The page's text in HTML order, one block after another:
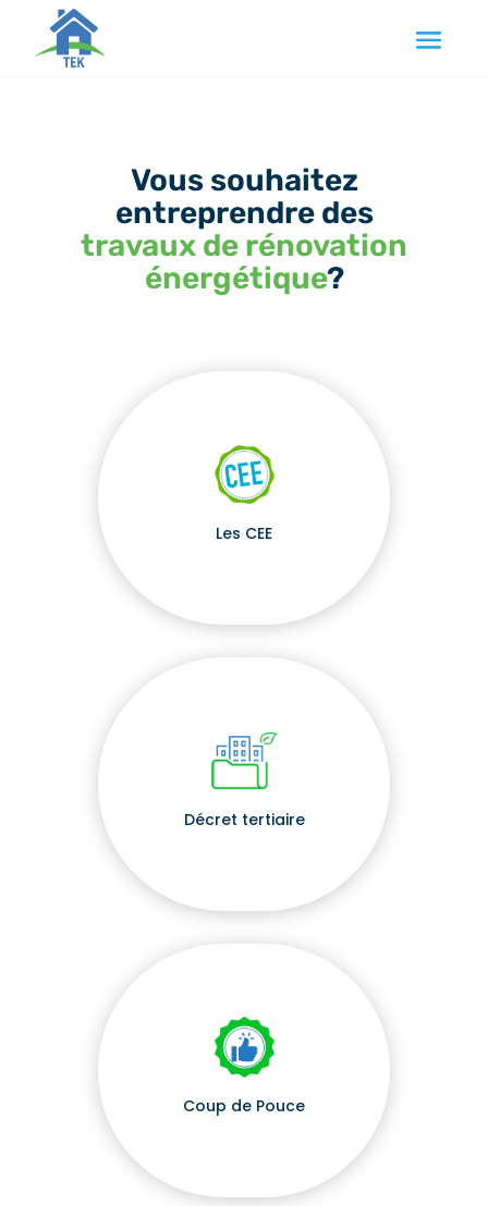
Vous souhaitez
entreprendre des
travaux de rénovation
énergétique?
Les CEE
Décret tertiaire
Coup de Pouce